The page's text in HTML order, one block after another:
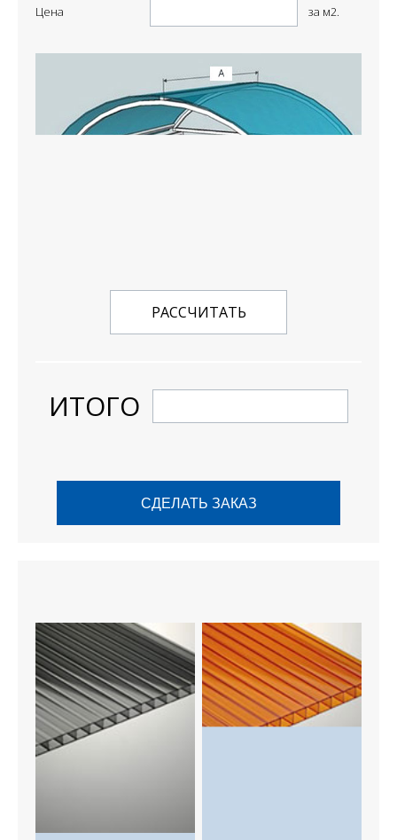
Цена за м2.
РАССЧИТАТЬ
ИТОГО
СДЕЛАТЬ ЗАКАЗ